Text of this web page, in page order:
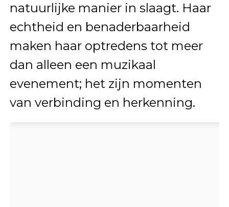
natuurlijke manier in slaagt. Haar
echtheid en benaderbaarheid
maken haar optredens tot meer
dan alleen een muzikaal
evenement; het zijn momenten
van verbinding en herkenning.